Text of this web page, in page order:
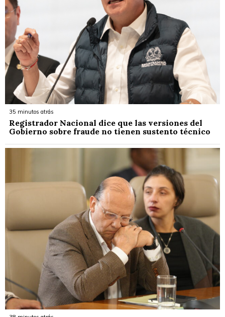
35 minutos atrás
Registrador Nacional dice que las versiones del
Gobierno sobre fraude no tienen sustento técnico